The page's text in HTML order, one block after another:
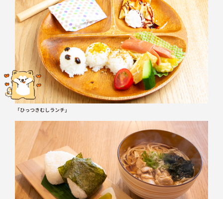
「ひっつきむしランチ」